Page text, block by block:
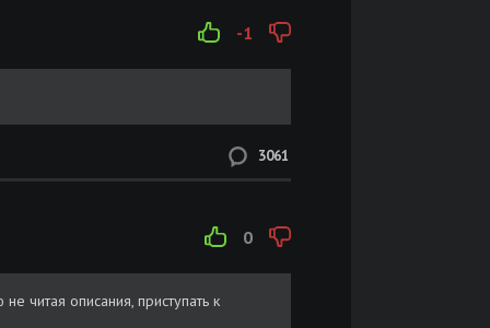
-1
3061
0
читая описания, приступать к